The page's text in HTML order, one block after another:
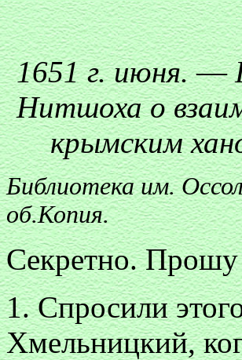
1651 г. июня.—
Нитшоха о
крымским
Библиотека им.
об.Копия.
Секретно.
1. Спросили
Хмельницкий,